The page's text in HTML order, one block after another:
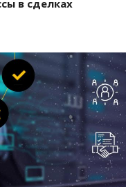
в сделках
Смотреть проект